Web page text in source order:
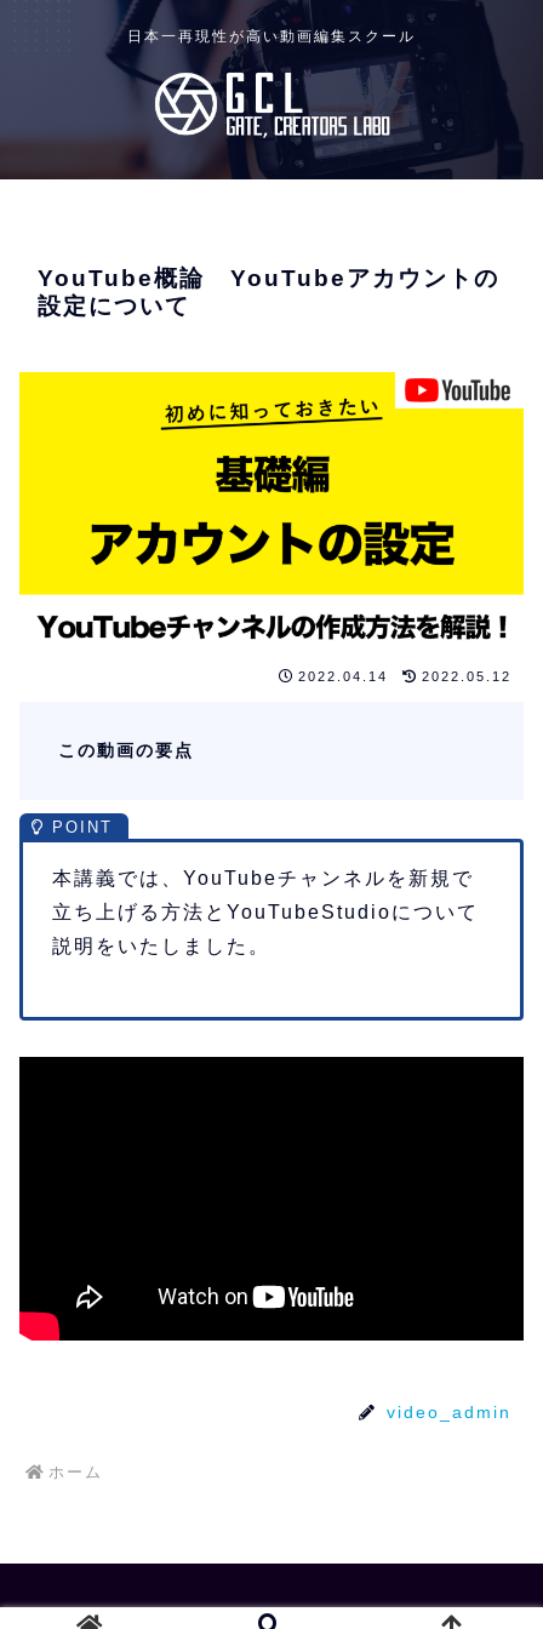
日本一再現性が高い動画編集スクール
YouTube概論 YouTubeアカウントの
設定について
2022.04.14 2022.05.12
この動画の要点
本講義では、YouTubeチャンネルを新規で
立ち上げる方法とYouTubeStudioについて
説明をいたしました。
video_admin
ホーム